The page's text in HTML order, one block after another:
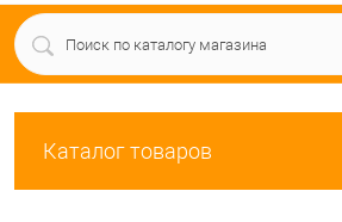
Каталог товаров